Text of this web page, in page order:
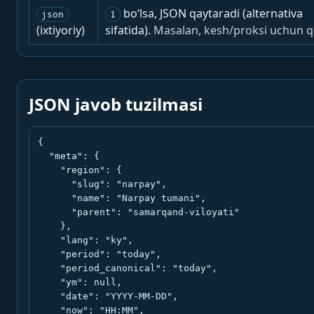
json
(ixtiyoriy)
1
bo‘lsa, JSON qaytaradi (alternativa
sifatida). Masalan, kesh/proksi uchun
JSON javob tuzilmasi
{
  "meta": {
    "region": {
      "slug": "narpay",
      "name": "Narpay tumani",
      "parent": "samarqand-viloyati"
    },
    "lang": "ky",
    "period": "today",
    "period_canonical": "today",
    "ym": null,
    "date": "YYYY-MM-DD",
    "now": "HH:MM",